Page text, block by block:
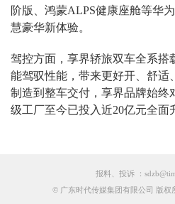
阶版 、鸿蒙ALPS健康座舱等华
慧豪华新体验。
驾控方面，享界轿旅双车全系搭
能驾驭性能，带来更好开、舒适
制造到整车交付，享界品牌始终
级工厂至今已投入近20亿元全面
报料、投诉 ：
© 广东时代传媒集团有限公司 版权